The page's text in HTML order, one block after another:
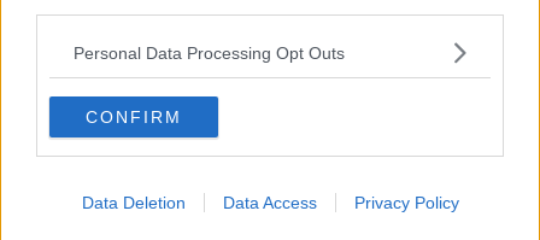
Personal Data Processing Opt Outs
CONFIRM
Data Deletion Data Access Privacy Policy
presidente uscente Giancarlo Vallesi, che ha ringraziato tutti i
membri e, accettando l’incarico.
“Intendo continuare il lavoro svolto nei precedenti 5 anni, finalizzato
ad ottenere un sempre maggiore apprezzamento e riconoscimento
dell’importante attività svolta dal Consorzio di Bonifica e della
la messa in atto di iniziative mirate a ridurre il rischio idraulico sul